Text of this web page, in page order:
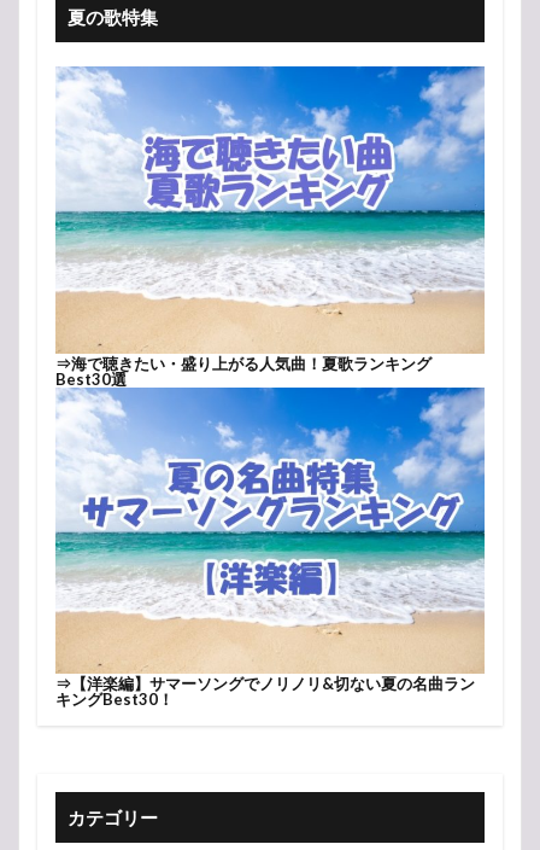
夏の歌特集
⇒海で聴きたい・盛り上がる人気曲！夏歌ランキング
Best30選
⇒ 【洋楽編】サマーソングでノリノリ&切ない夏の名曲ラン
キングBest30！
カテゴリー